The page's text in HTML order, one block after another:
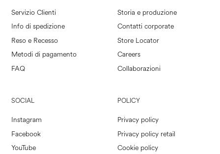
Servizio Clienti
Info di spedizione
Reso e Recesso
Metodi di pagamento
FAQ
Storia e produzione
Contatti corporate
Store Locator
Careers
Collaborazioni
SOCIAL
Instagram
Facebook
YouTube
POLICY
Privacy policy
Privacy policy retail
Cookie policy